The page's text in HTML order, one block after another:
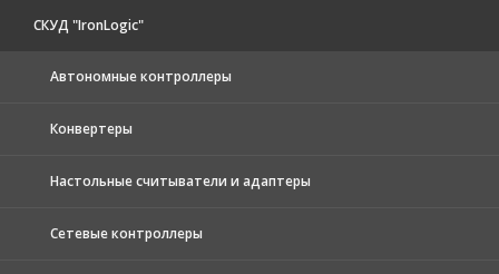
СКУД "IronLogic"
Автономные контроллеры
Конвертеры
Настольные считыватели и адаптеры
Сетевые контроллеры